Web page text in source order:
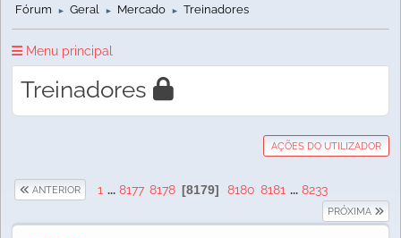
Fórum ► Geral ► Mercado ► Treinadores
Menu principal
Treinadores
AÇÕES DO UTILIZADOR
ANTERIOR 1 ... 8177 8178 8179 8180 8181 ... 8233
PRÓXIMA